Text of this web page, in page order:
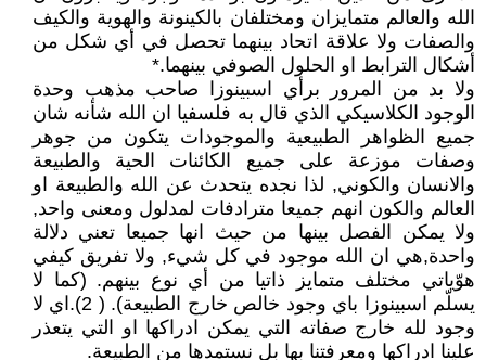
الله والعالم متمايزان ومختلفان بالكينونة والهوية والكيف
والصفات ولا علاقة اتحاد بينهما تحصل في أي شكل من
أشكال الترابط او الحلول الصوفي بينهما.*
ولا بد من المرور برأي اسبينوزا صاحب مذهب وحدة
الوجود الكلاسيكي الذي قال به فلسفيا ان الله شأنه شان
جميع الظواهر الطبيعية والموجودات يتكون من جوهر
وصفات موزعة على جميع الكائنات الحية والطبيعة
والانسان والكوني, لذا نجده يتحدث عن الله والطبيعة او
العالم والكون انهم جميعا مترادفات لمدلول ومعنى واحد,
ولا يمكن الفصل بينها من حيث انها جميعا تعني دلالة
واحدة,هي ان الله موجود في كل شيء, ولا تفريق كيفي
هوّياتي مختلف متمايز ذاتيا من أي نوع بينهم. (كما لا
يسلّم اسبينوزا باي وجود خالص خارج الطبيعة). ( 2).اي لا
وجود لله خارج صفاته التي يمكن ادراكها او التي يتعذر
علينا ادراكها ومعرفتنا بها بل نستمدها من الطبيعة.